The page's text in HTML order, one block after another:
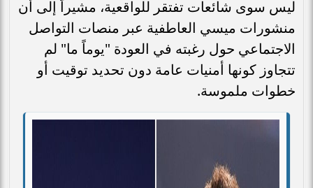
ليس سوى شائعات تفتقر للواقعية، مشيراً إلى أن
منشورات ميسي العاطفية عبر منصات التواصل
الاجتماعي حول رغبته في العودة "يوماً ما" لم
تتجاوز كونها أمنيات عامة دون تحديد توقيت أو
خطوات ملموسة.